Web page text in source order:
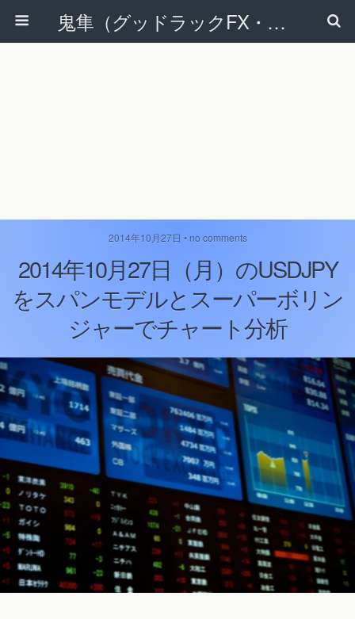
鬼隼（グッドラックFX・改）
2014年10月27日 • no comments
2014年10月27日（月）のUSDJPY
をスパンモデルとスーパーボリン
ジャーでチャート分析